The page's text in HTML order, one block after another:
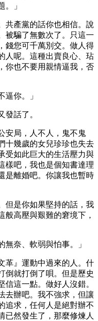
。」
共產黨的話你也相信。說
被騙了無數次了。只這一
錢您可千萬別交。做人得
人呢。這種出賣良心、玷
你也不要用親情逼我，否
逼你。」
發話了。
安局，人不人，鬼不鬼
十幾歲的女兒珍珍也失去
受如此巨大的生活壓力與
樣吧，我也是個知書達理
是離婚吧。你讓我也暫時
但是你如果堅持的話，我
般高壓與艱難的窘境下，
奈、軟弱與怕事。」
革』運動中過來的人。什
倒就打倒了唄。但是歷史
這一點。做好人沒錯。
去辦吧。我不強求，但讓
追求，任何人是絕對辦不
已然發生了，那麼修煉人